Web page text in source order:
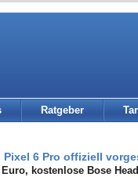
Ratgeber
Pixel 6 Pro offiziell
kostenlose Bose